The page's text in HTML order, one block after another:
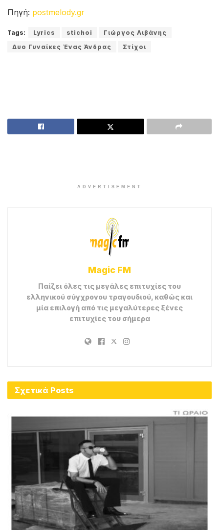
Πηγή: postmelody.gr
Tags: Lyrics stichoi
Γιώργος Λιβάνης
Δυο Γυναίκες Ένας Άνδρας
Στίχοι
ADVERTISEMENT
Magic FM
Παίζει όλες τις μεγάλες επιτυχίες του
ελληνικού σύγχρονου τραγουδιού, καθώς και
μία επιλογή από τις μεγαλύτερες ξένες
επιτυχίες του σήμερα
Σχετικά Posts